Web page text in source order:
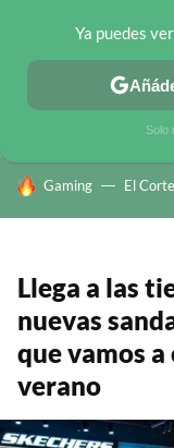
CHOLLOS TELEGRAM
HOY SE HABLA DE
Gaming El
Llega a las
nuevas
que vamos
verano
Ya puedes
Solo